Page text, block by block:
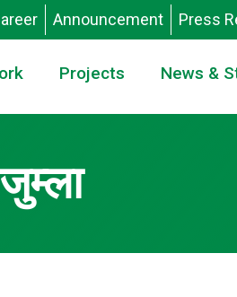
Announcement Press
Projects News &